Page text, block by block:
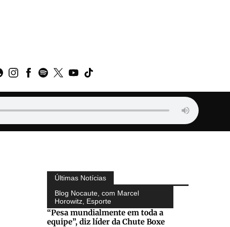
Últimas Notícias
Blog Nocaute, com Marcel
Horowitz Esporte
“Pesa mundialmente em toda a
equipe”, diz líder da Chute Boxe